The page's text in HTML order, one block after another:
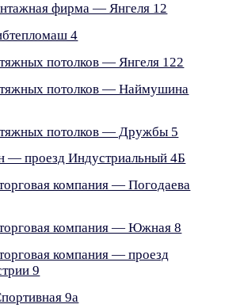
фирма — Янгеля 12
4
потолков — Янгеля 122
потолков — Наймушина
потолков — Дружбы 5
— проезд Индустриальный 4Б
компания — Погодаева
компания — Южная 8
компания — проезд
9
9а